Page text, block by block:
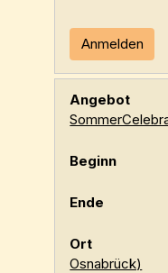
Anmelden
Osnabrück)